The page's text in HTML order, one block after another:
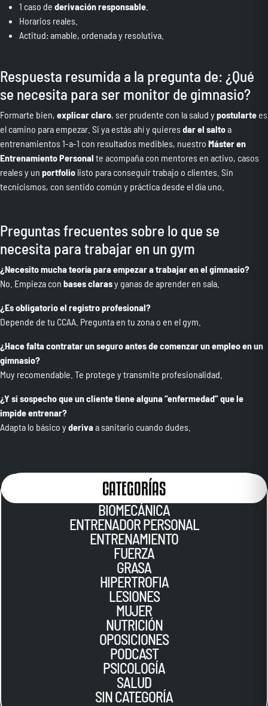
1 caso de derivación responsable
Horarios reales.
Actitud: amable, ordenada y resolutiva.
Respuesta resumida a la pregunta de: ¿Qué
se necesita para ser monitor de gimnasio?
Formarte bien, explicar claro, ser prudente con la salud ypostularte es
el camino para empezar. Si ya estás ahí y quieresdar el saltoa
entrenamientos 1-a-1 con resultados medibles, nuestro Máster en
Entrenamiento Personal te acompaña con mentores en activo, casos
reales y un portfolio listo para conseguir trabajo o clientes. Sin
tecnicismos, con sentido común y práctica desde el día uno.
Preguntas frecuentes sobre lo que se
necesita para trabajar en un gym
¿Necesito mucha teoría para empezar a trabajar en el gimnasio?
No. Empieza con bases clarasy ganas de aprender en sala.
¿Es obligatorio el registro profesional?
Depende de tu CCAA. Pregunta en tu zona o en el gym.
¿Hace falta contratar un seguro antes de comenzar un empleo en un
gimnasio?
Muy recomendable. Te protege y transmite profesionalidad.
¿Y si sospecho que un cliente tiene alguna “enfermedad” que le
impide entrenar?
Adapta lo básico yderivaa sanitario cuando dudes.
CATEGORÍAS
BIOMECÁNICA
ENTRENADOR PERSONAL
ENTRENAMIENTO
FUERZA
GRASA
HIPERTROFIA
LESIONES
MUJER
NUTRICIÓN
OPOSICIONES
PODCAST
PSICOLOGÍA
SALUD
SIN CATEGORÍA